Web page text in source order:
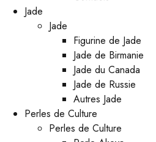
Jade
Jade
Figurine de Jade
Jade de Birmanie
Jade du Canada
Jade de Russie
Autres Jade
Perles de Culture
Perles de Culture